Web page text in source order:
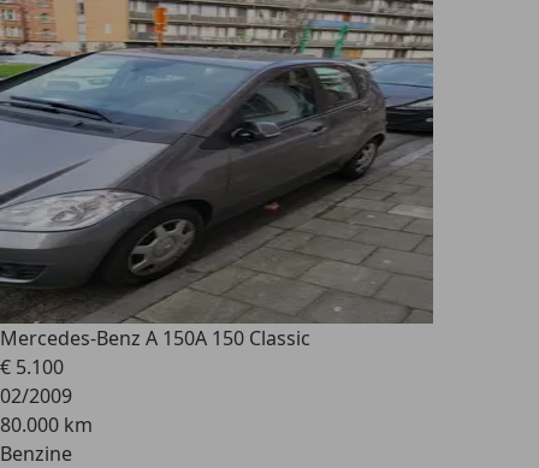
Mercedes-Benz A 150A 150 Classic
€ 5.100
02/2009
80.000 km
Benzine